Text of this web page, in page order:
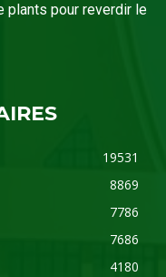
plants pour reverdir le
19531
8869
7786
7686
4180